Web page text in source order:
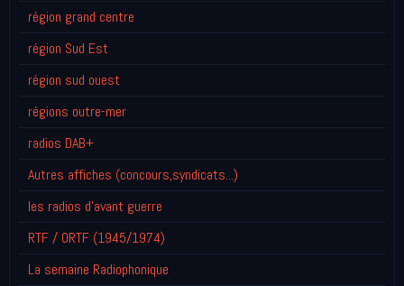
région grand centre
région Sud Est
région sud ouest
régions outre-mer
radios DAB+
Autres affiches (concours,syndicats...)
les radios d'avant guerre
RTF / ORTF (1945/1974)
La semaine Radiophonique